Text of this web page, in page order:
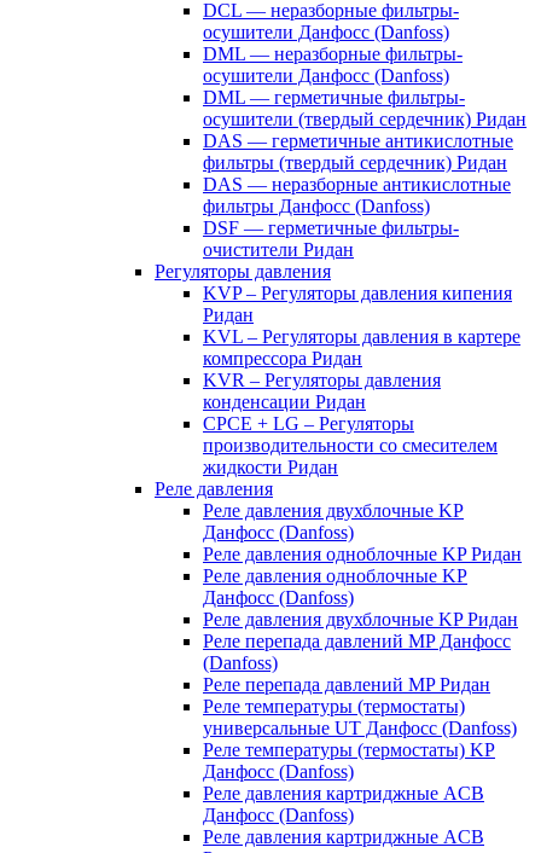
DCL — неразборные фильтры-
осушители Данфосс (Danfoss)
DML — неразборные фильтры-
осушители Данфосс (Danfoss)
DML — герметичные фильтры-
осушители (твердый сердечник) Ридан
DAS — герметичные антикислотные
фильтры (твердый сердечник) Ридан
DAS — неразборные антикислотные
фильтры Данфосс (Danfoss)
DSF — герметичные фильтры-
очистители Ридан
Регуляторы давления
KVP – Регуляторы давления кипения
Ридан
KVL – Регуляторы давления в картере
компрессора Ридан
KVR – Регуляторы давления
конденсации Ридан
CPCE + LG – Регуляторы
производительности со смесителем
жидкости Ридан
Реле давления
Реле давления двухблочные KP
Данфосс (Danfoss)
Реле давления одноблочные KP Ридан
Реле давления одноблочные KP
Данфосс (Danfoss)
Реле давления двухблочные KP Ридан
Реле перепада давлений MP Данфосс
(Danfoss)
Реле перепада давлений MP Ридан
Реле температуры (термостаты)
универсальные UT Данфосс (Danfoss)
Реле температуры (термостаты) KP
Данфосс (Danfoss)
Реле давления картриджные ACB
Данфосс (Danfoss)
Реле давления картриджные ACB